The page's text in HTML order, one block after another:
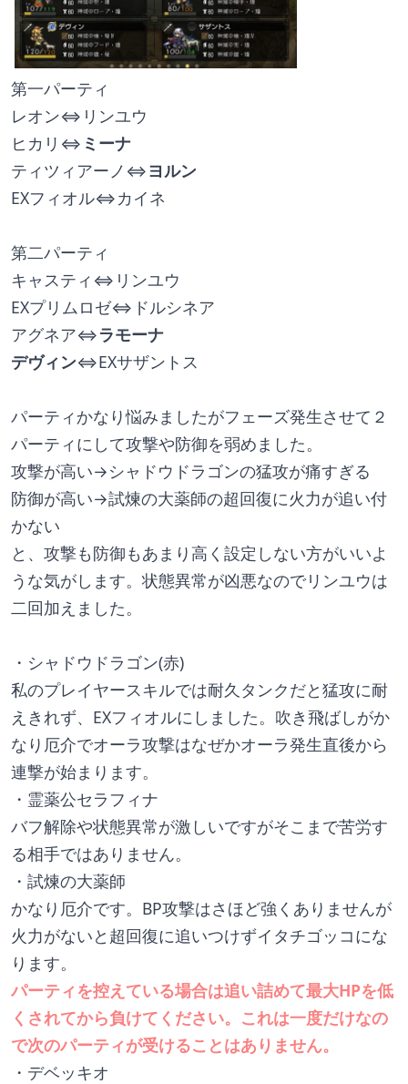
第一パーティ
レオン⇔リンユウ
ヒカリ⇔ ミーナ
ティツィアーノ⇔ヨルン
EXフィオル⇔カイネ
第二パーティ
キャスティ⇔リンユウ
EXプリムロゼ⇔ドルシネア
アグネア⇔ラモーナ
デヴィン⇔EXサザントス
パーティかなり悩みましたがフェーズ発生させて２
パーティにして攻撃や防御を弱めました。
攻撃が高い→シャドウドラゴンの猛攻が痛すぎる
防御が高い→試煉の大薬師の超回復に火力が追い付
かない
と、攻撃も防御もあまり高く設定しない方がいいよ
うな気がします。状態異常が凶悪なのでリンユウは
二回加えました。
・シャドウドラゴン(赤)
私のプレイヤースキルでは耐久タンクだと猛攻に耐
えきれず、EXフィオルにしました。吹き飛ばしがか
なり厄介でオーラ攻撃はなぜかオーラ発生直後から
連撃が始まります。
・霊薬公セラフィナ
バフ解除や状態異常が激しいですがそこまで苦労す
る相手ではありません。
・試煉の大薬師
かなり厄介です。BP攻撃はさほど強くありませんが
火力がないと超回復に追いつけずイタチゴッコにな
ります。
パーティを控えている場合は追い詰めて最大HPを低
くされてから負けてください。これは一度だけなの
で次のパーティが受けることはありません。
・デベッキオ